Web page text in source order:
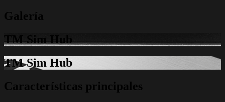
Galería
TM Sim Hub
TM Sim Hub
Características principales